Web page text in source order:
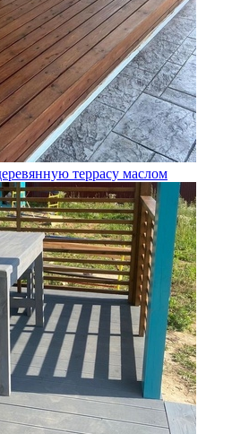
террасу маслом